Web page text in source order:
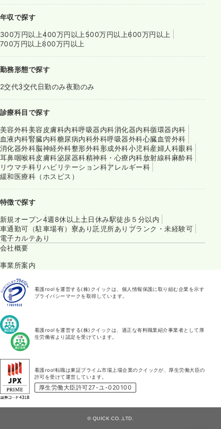
年収で探す
300万円以上400万円以上 500万円以上600万円以上
700万円以上800万円以上
勤務形態で探す
2交代3交代日勤のみ夜勤のみ
診療科目で探す
美容外科美容皮膚科内科呼吸器内科消化器内科循環器内科
血液内科腎臓内科糖尿病内科外科呼吸器外科心臓血管外科
消化器外科脳神経外科整形外科形成外科小児科産婦人科眼科
耳鼻咽喉科皮膚科泌尿器科精神科・心療内科放射線科麻酔科
リウマチ科リハビリテーション科アレルギー科
緩和医療科（ホスピス）
特徴で探す
新規オープン4週8休以上 土日休み駅徒歩５分以内
車通勤可（駐車場有） 寮あり託児所あり ブランク・未経験可
電子カルテあり
会社概要
事業所案内
看護roo!を運営する(株)クイックは、個人情報保護に取り組む企業を示す
プライバシーマークを取得しています。
看護roo!を運営する(株)クイックは、適正な有料職業紹介事業者として厚
生労働省より認定を受けています。
看護roo!転職は東証プライム市場上場企業のクイックが、厚生労働大臣の
許可を受けて運営しています。
厚生労働大臣許可27-ユ-020100
© QUICK CO.,LTD.